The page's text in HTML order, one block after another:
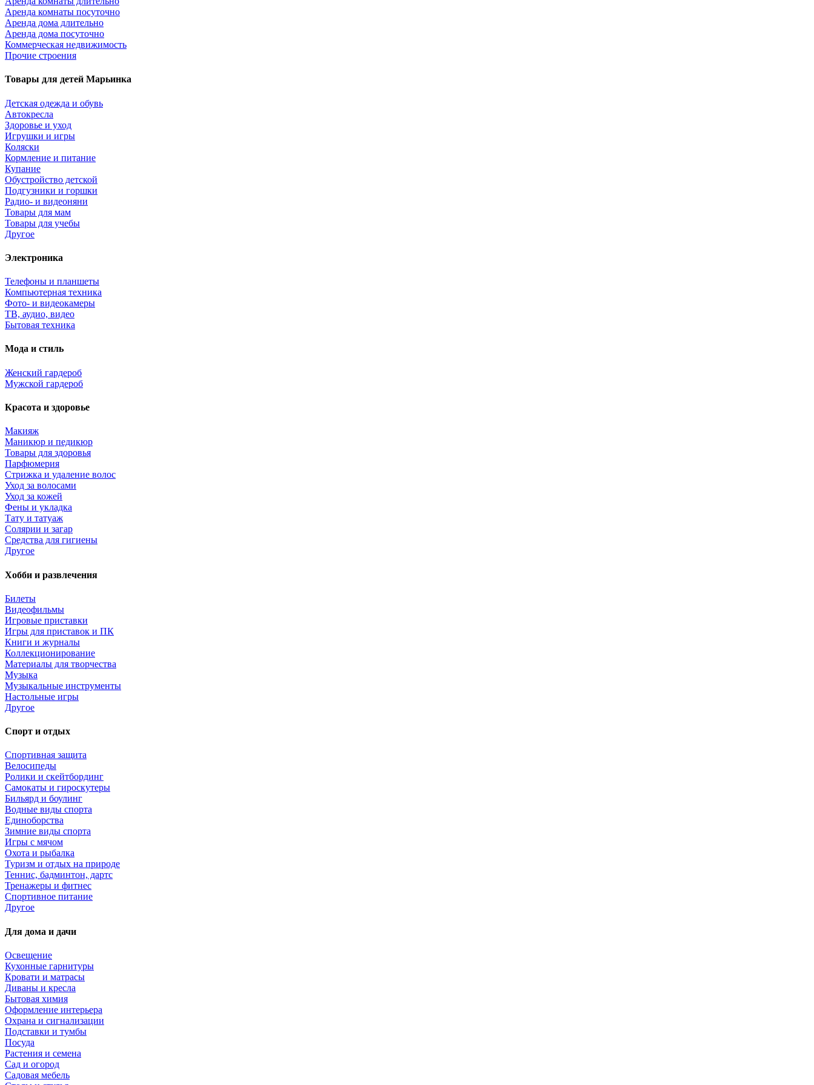
Аренда комнаты посуточно
Аренда дома длительно
Аренда дома посуточно
Коммерческая недвижимость
Прочие строения
Товары для детей Марьинка
Детская одежда и обувь
Автокресла
Здоровье и уход
Игрушки и игры
Коляски
Кормление и питание
Купание
Обустройство детской
Подгузники и горшки
Радио- и видеоняни
Товары для мам
Товары для учебы
Другое
Электроника
Телефоны и планшеты
Компьютерная техника
Фото- и видеокамеры
ТВ, аудио, видео
Бытовая техника
Мода и стиль
Женский гардероб
Мужской гардероб
Красота и здоровье
Макияж
Маникюр и педикюр
Товары для здоровья
Парфюмерия
Стрижка и удаление волос
Уход за волосами
Уход за кожей
Фены и укладка
Тату и татуаж
Солярии и загар
Средства для гигиены
Другое
Хобби и развлечения
Билеты
Видеофильмы
Игровые приставки
Игры для приставок и ПК
Книги и журналы
Коллекционирование
Материалы для творчества
Музыка
Музыкальные инструменты
Настольные игры
Другое
Спорт и отдых
Спортивная защита
Велосипеды
Ролики и скейтбординг
Самокаты и гироскутеры
Бильярд и боулинг
Водные виды спорта
Единоборства
Зимние виды спорта
Игры с мячом
Охота и рыбалка
Туризм и отдых на природе
Теннис, бадминтон, дартс
Тренажеры и фитнес
Спортивное питание
Другое
Для дома и дачи
Освещение
Кухонные гарнитуры
Кровати и матрасы
Диваны и кресла
Бытовая химия
Оформление интерьера
Охрана и сигнализации
Подставки и тумбы
Посуда
Растения и семена
Сад и огород
Садовая мебель